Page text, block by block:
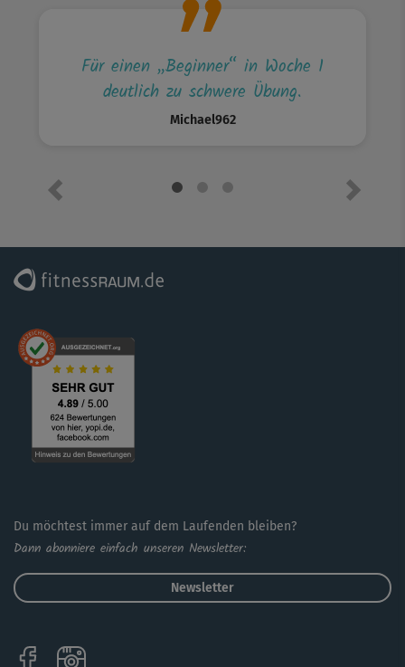
Für einen „Beginner“ in Woche 1
deutlich zu schwere Übung.
Michael962
Vorheriges Element
Du möchtest immer auf dem Laufenden bleiben?
Dann abonniere einfach unseren Newsletter:
Newsletter